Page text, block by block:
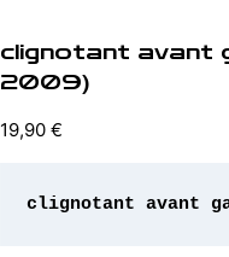
clignotant avant
2009)
19,90 €
clignotant avant